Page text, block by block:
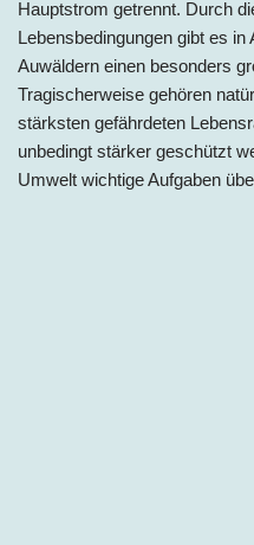
Hauptstrom getrennt. Durch
Lebensbedingungen gibt es
Auwäldern einen besonders
Tragischerweise gehören
stärksten gefährdeten
unbedingt stärker geschützt
Umwelt wichtige Aufgaben